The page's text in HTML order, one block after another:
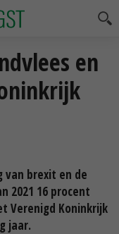
en
van brexit en de
2021 16 procent
Verenigd Koninkrijk
jaar.